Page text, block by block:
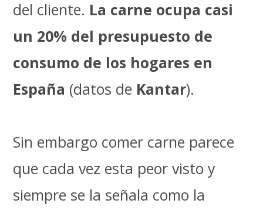
del cliente. La carne ocupa casi
un 20% del presupuesto de
consumo de los hogares en
España (datos de Kantar).
Sin embargo comer carne parece
que cada vez esta peor visto y
siempre se la señala como la